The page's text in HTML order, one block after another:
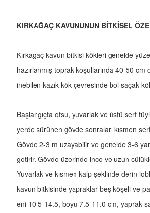
KIRKAĞAÇ KAVUNUNUN BİTKİSEL
Kırkağaç kavun bitkisi kökleri genelde
hazırlanmış toprak koşullarında 40-50 cm
inebilen kazık kök çevresinde bol saçak
Başlangıçta otsu, yuvarlak ve üstü sert
yerde sürünen gövde sonraları kısmen
Gövde 2-3 m uzayabilir ve genelde 3-6
getirir. Gövde üzerinde ince ve uzun
Yuvarlak ve kısmen kalp şeklinde derin
kavun bitkisinde yapraklar beş köşeli ve
eni 10.5-14.5, boyu 7.5-11.0 cm, yaprak